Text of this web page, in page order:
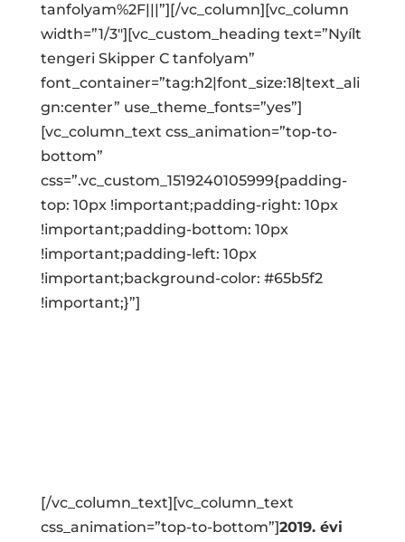
tanfolyam%2F|||”][/vc_column][vc_column
width=”1/3″][vc_custom_heading text=”Nyílt
tengeri Skipper C tanfolyam”
font_container=”tag:h2|font_size:18|text_ali
gn:center” use_theme_fonts=”yes”]
[vc_column_text css_animation=”top-to-
bottom”
css=”.vc_custom_1519240105999{padding-
top: 10px !important;padding-right: 10px
!important;padding-bottom: 10px
!important;padding-left: 10px
!important;background-color: #65b5f2
!important;}”]
[/vc_column_text][vc_column_text
css_animation=”top-to-bottom”]2019. évi